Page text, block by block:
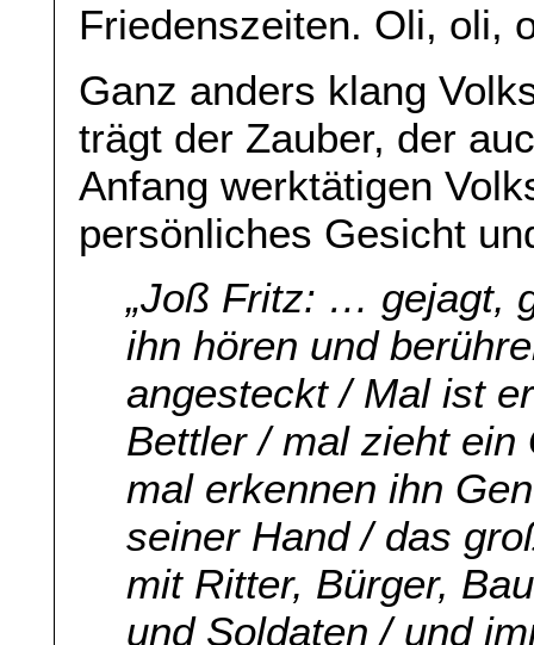
Friedenszeiten. Oli, oli,
Ganz anders klang
trägt der Zauber, der
Anfang werktätigen
persönliches Gesicht
„Joß Fritz: … gejagt,
ihn hören und
angesteckt / Mal ist
Bettler / mal zieht ein
mal erkennen ihn
seiner Hand / das
mit Ritter, Bürger,
und Soldaten / und